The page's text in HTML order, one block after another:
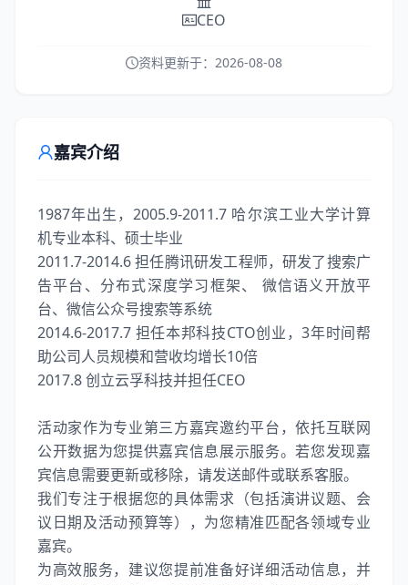
CEO
资料更新于： 2026-08-08
嘉宾介绍
1987年出生，2005.9-2011.7 哈尔滨工业大学计算
机专业本科、硕士毕业
2011.7-2014.6 担任腾讯研发工程师，研发了搜索广
告平台、分布式深度学习框架、 微信语义开放平
台、微信公众号搜索等系统
2014.6-2017.7 担任本邦科技CTO创业，3年时间帮
助公司人员规模和营收均增长10倍
2017.8 创立云孚科技并担任CEO
活动家作为专业第三方嘉宾邀约平台，依托互联网
公开数据为您提供嘉宾信息展示服务。若您发现嘉
宾信息需要更新或移除，请发送邮件或联系客服。
我们专注于根据您的具体需求（包括演讲议题、会
议日期及活动预算等），为您精准匹配各领域专业
嘉宾。
为高效服务，建议您提前准备好详细活动信息，并